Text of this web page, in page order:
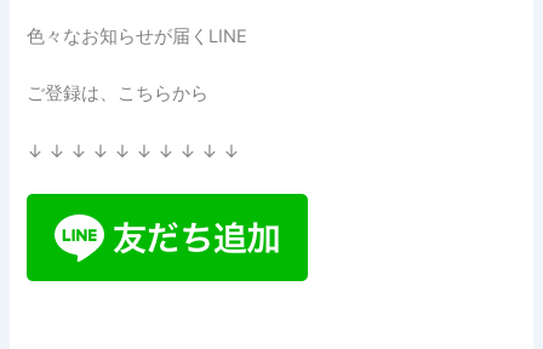
色々なお知らせが届くLINE
ご登録は、こちらから
↓ ↓ ↓ ↓ ↓ ↓ ↓ ↓ ↓ ↓